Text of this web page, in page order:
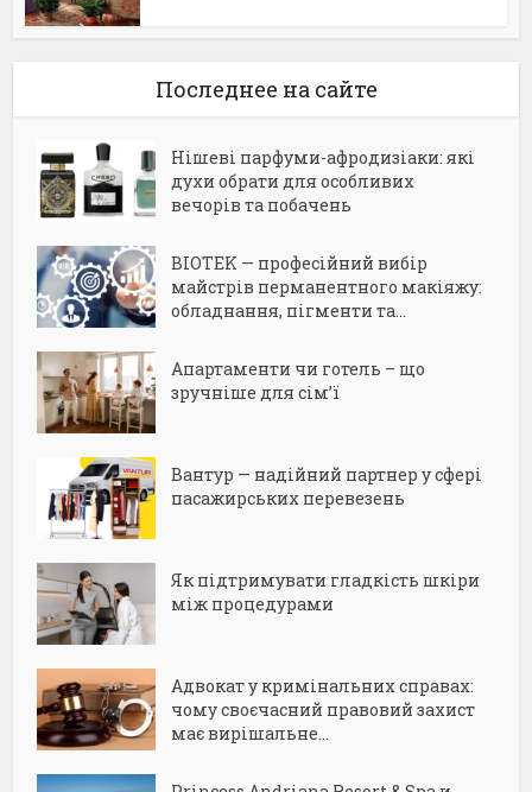
Последнее на сайте
Нішеві парфуми-афродизіаки: які
духи обрати для особливих
вечорів та побачень
BIOTEK — професійний вибір
майстрів перманентного макіяжу:
обладнання, пігменти та...
Апартаменти чи готель – що
зручніше для сім’ї
Вантур — надійний партнер у сфері
пасажирських перевезень
Як підтримувати гладкість шкіри
між процедурами
Адвокат у кримінальних справах:
чому своєчасний правовий захист
має вирішальне...